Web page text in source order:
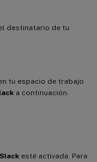
destinatario de tu
tu espacio de trabajo
a continuación.
esté activada. Para